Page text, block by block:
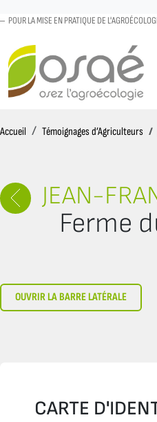
POUR LA MISE EN PRATIQUE DE
Accueil AccueilTémoignages d’Agriculteurs
JEAN-
Ferme
OUVRIR LA BARRE LATÉRALE
CARTE